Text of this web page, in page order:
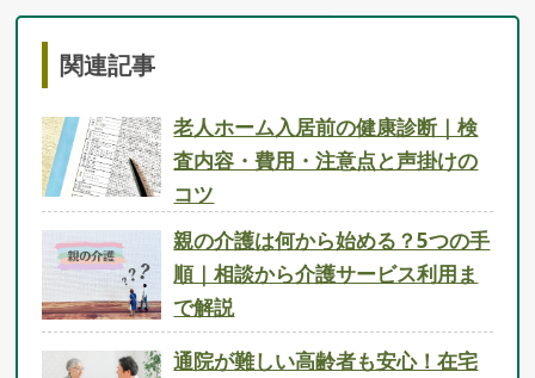
関連記事
老人ホーム入居前の健康診断｜検
査内容・費用・注意点と声掛けの
コツ
親の介護は何から始める？5つの手
順｜相談から介護サービス利用ま
で解説
通院が難しい高齢者も安心！在宅